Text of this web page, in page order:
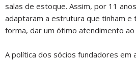
salas de estoque. Assim, por 11
adaptaram a estrutura que tinham e
forma, dar um ótimo atendimento ao
A política dos sócios fundadores em